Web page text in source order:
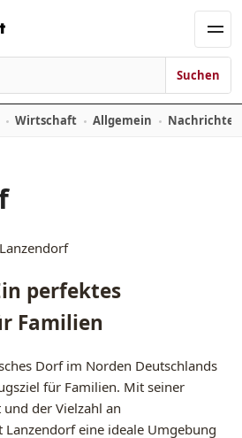
Suchen
Wirtschaft Allgemein
perfektes
Familien
Dorf im Norden Deutschlands
für Familien. Mit seiner
der Vielzahl an
eine ideale Umgebung